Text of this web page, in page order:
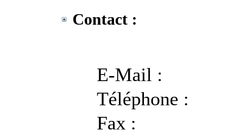
Contact :
E-Mail :
Téléphone :
Fax :